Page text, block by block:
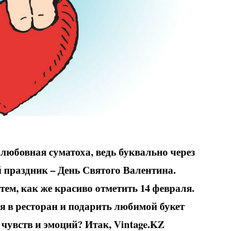
суматоха, ведь буквально через
– День Святого Валентина.
как же красиво отметить 14 февраля.
в ресторан и подарить любимой букет
и эмоций? Итак, Vintage.KZ